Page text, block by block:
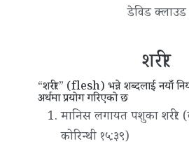
डेविड क्लाउड
शरीर
“शरीर” (flesh) भन्ने शब्दलाई नयाँ
अर्थमा प्रयोग गरिएको छ
मानिस लगायत पशुका शरीर
कोरिन्थी १५:३९)